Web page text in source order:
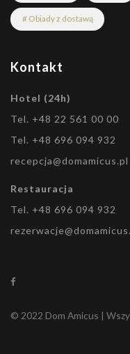
# Obiady z dostawą
Kontakt
Hotel (24h)
Tel. +48 22 561 00 00
Tel. +48 696 094 932
recepcja@domamicus.pl
Restauracja
Tel. +48 696 094 932
© 2022 Dom Amicus |